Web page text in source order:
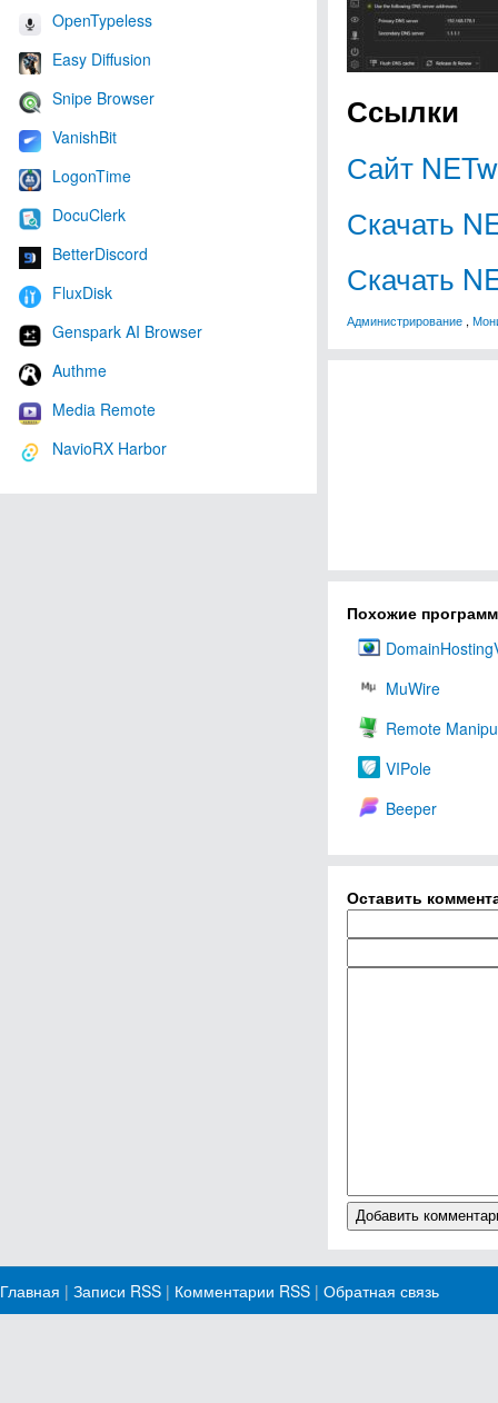
OpenTypeless
Easy Diffusion
Snipe Browser
VanishBit
LogonTime
DocuClerk
BetterDiscord
FluxDisk
Genspark AI Browser
Authme
Media Remote
NavioRX Harbor
Ссылки
Сайт
Скачать
Скачать
Администрирование ,
Похожие
MuWire
Remote
VIPole
Beeper
Оставить
Главная | Записи RSS | Комментарии RSS | Обратная связь